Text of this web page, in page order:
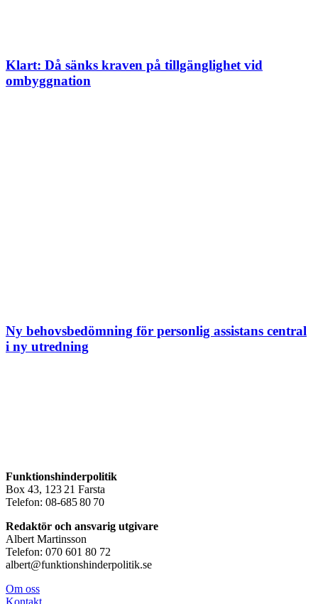
Klart: Då sänks kraven på tillgänglighet vid
ombyggnation
Ny behovsbedömning för personlig assistans central
i ny utredning
Funktionshinderpolitik
Box 43, 123 21 Farsta
Telefon: 08-685 80 70
Redaktör och ansvarig utgivare
Albert Martinsson
Telefon: 070 601 80 72
albert@funktionshinderpolitik.se
Om oss